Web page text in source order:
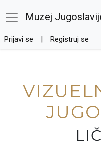
Muzej
Prijavi se Registruj se